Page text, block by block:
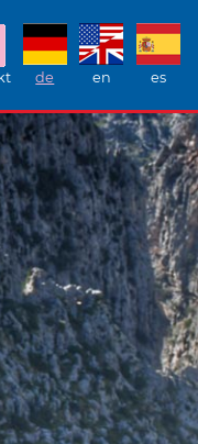
de en es